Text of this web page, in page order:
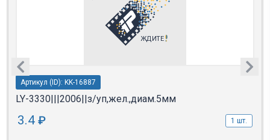
Артикул (ID): KK-16887
LY-3330|||2006||з/уп,жел.,диам.5мм
3.4 ₽ 1 шт.